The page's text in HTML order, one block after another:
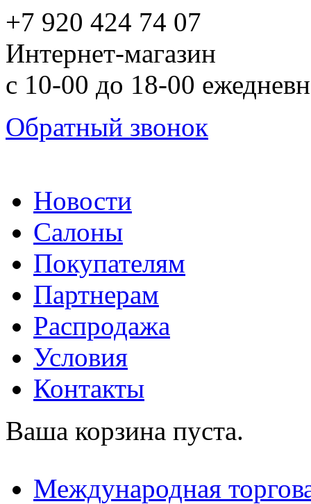
+7 920 424 74 07
Интернет-магазин
с 10-00 до 18-00
Обратный звонок
Новости
Салоны
Покупателям
Партнерам
Распродажа
Условия
Контакты
Ваша корзина пуста.
Международная